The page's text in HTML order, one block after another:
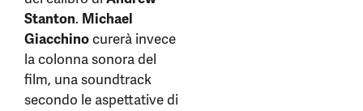
Stanton. Michael
Giacchinocurerà invece
la colonna sonora del
film, una soundtrack
secondo le aspettative di